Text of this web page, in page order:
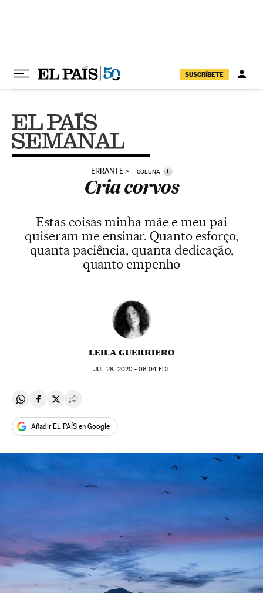
SUSCRÍBETE
ERRANTE COLUNA i
Cria corvos
Estas coisas minha mãe e meu pai
quiseram me ensinar. Quanto esforço,
quanta paciência, quanta dedicação,
quanto empenho
LEILA GUERRIERO
JUL 28, 2020 - 06:04EDT
Compartir en Whatsapp
Compartir en Facebook
Compartir en Twitter
Desplegar Redes Sociales
Añadir EL PAÍS en Google